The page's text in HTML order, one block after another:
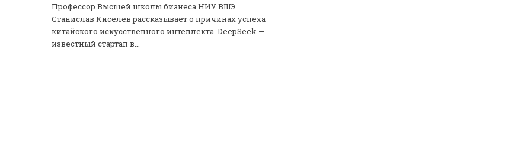
Профессор Высшей школы бизнеса НИУ ВШЭ
Станислав Киселев рассказывает о причинах успеха
китайского искусственного интеллекта. DeepSeek —
известный стартап в...